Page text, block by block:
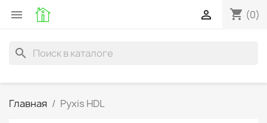
 shopping_cart (0)

search
Главная Pyxis HDL